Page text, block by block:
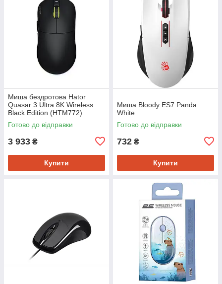
Миша бездротова Hator
Quasar 3 Ultra 8K Wireless
Black Edition (HTM772)
Готово до відправки
3 933 ₴
Купити
Миша Bloody ES7 Panda
White
Готово до відправки
732 ₴
Купити